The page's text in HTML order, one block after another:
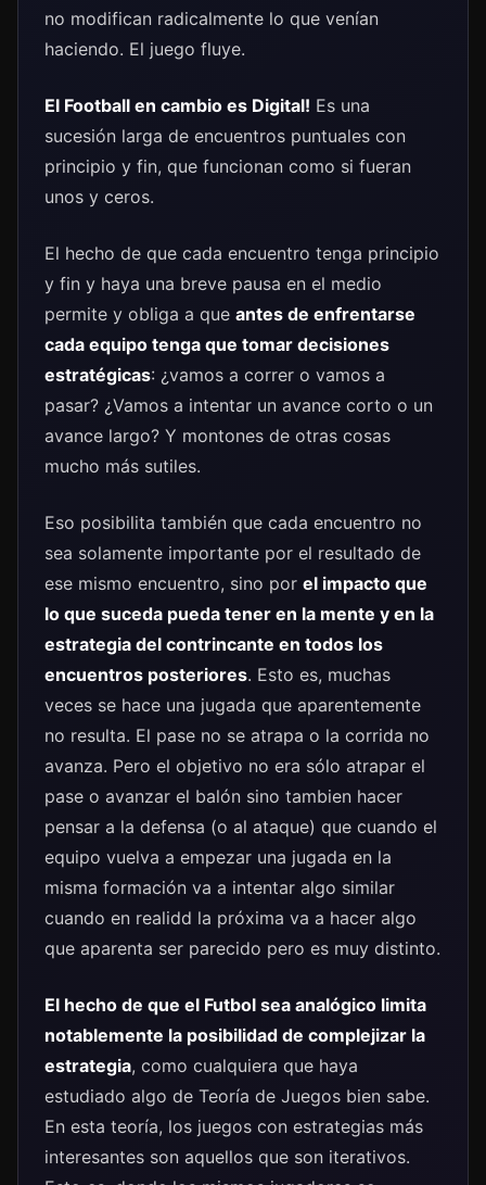
no modifican radicalmente lo que venían
haciendo. El juego fluye.
El Football en cambio es Digital! Es una
sucesión larga de encuentros puntuales con
principio y fin, que funcionan como si fueran
unos y ceros.
El hecho de que cada encuentro tenga principio
y fin y haya una breve pausa en el medio
permite y obliga a que antes de enfrentarse
cada equipo tenga que tomar decisiones
estratégicas: ¿vamos a correr o vamos a
pasar? ¿Vamos a intentar un avance corto o un
avance largo? Y montones de otras cosas
mucho más sutiles.
Eso posibilita también que cada encuentro no
sea solamente importante por el resultado de
ese mismo encuentro, sino por el impacto que
lo que suceda pueda tener en la mente y en la
estrategia del contrincante en todos los
encuentros posteriores. Esto es, muchas
veces se hace una jugada que aparentemente
no resulta. El pase no se atrapa o la corrida no
avanza. Pero el objetivo no era sólo atrapar el
pase o avanzar el balón sino tambien hacer
pensar a la defensa (o al ataque) que cuando el
equipo vuelva a empezar una jugada en la
misma formación va a intentar algo similar
cuando en realidd la próxima va a hacer algo
que aparenta ser parecido pero es muy distinto.
El hecho de que el Futbol sea analógico limita
notablemente la posibilidad de complejizar la
estrategia, como cualquiera que haya
estudiado algo de Teoría de Juegos bien sabe.
En esta teoría, los juegos con estrategias más
interesantes son aquellos que son iterativos.